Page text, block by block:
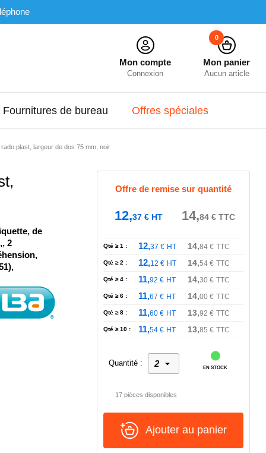
Mon compte
Connexion
Mon panier
Aucun article
0
Fournitures de bureau Offres spéciales
plast, largeur de dos 75 mm, noir
de
2
Offre de remise sur quantité
12,37€HT 14,84 € TTC
Qté ≥ 1 : 12,37 € HT 14,84 € TTC
Qté ≥ 2 : 12,12 € HT 14,54 € TTC
Qté ≥ 4 : 11,92 € HT 14,30 € TTC
Qté ≥ 6 : 11,67 € HT 14,00 € TTC
Qté ≥ 8 : 11,60 € HT 13,92 € TTC
Qté ≥ 10 : 11,54 € HT 13,85 € TTC
Quantité :
EN STOCK
17 pièces disponibles
Ajouter au panier